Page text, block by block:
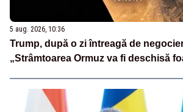
5 aug. 2026, 10:36
Trump, după o zi întreagă de
„Strâmtoarea Ormuz va fi deschisă